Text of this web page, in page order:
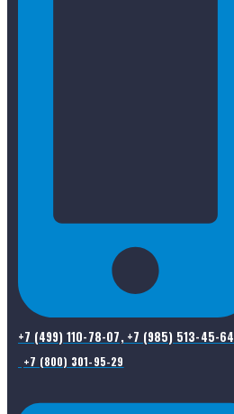
+7 (499) 110-78-07, +7 (985) 513-45-64
+7 (800) 301-95-29